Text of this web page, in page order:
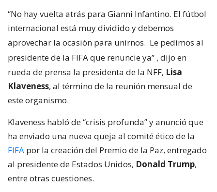
“No hay vuelta atrás para Gianni Infantino. El fútbol
internacional está muy dividido y debemos
aprovechar la ocasión para unirnos. Le pedimos al
presidente de la FIFA que renuncie ya” , dijo en
rueda de prensa la presidenta de la NFF, Lisa
Klaveness, al término de la reunión mensual de
este organismo.
Klaveness habló de “crisis profunda” y anunció que
ha enviado una nueva queja al comité ético de la
FIFA por la creación del Premio de la Paz, entregado
al presidente de Estados Unidos, Donald Trump,
entre otras cuestiones.